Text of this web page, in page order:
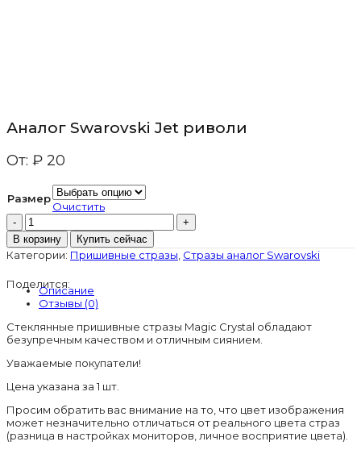
Аналог Swarovski Jet риволи
От: ₽ 20
Размер
Очистить
Количество
товара
Аналог
Swarovski
риволи
В корзину Купить сейчас
Категории: Пришивные стразы Стразы аналог Swarovski
Поделится:
Описание
Отзывы (0)
Стеклянные пришивные стразы Magic Crystal обладают
безупречным качеством и отличным сиянием.
Уважаемые покупатели!
Цена указана за 1 шт.
Просим обратить вас внимание на то, что цвет изображения
может незначительно отличаться от реального цвета страз
(разница в настройках мониторов, личное восприятие цвета).